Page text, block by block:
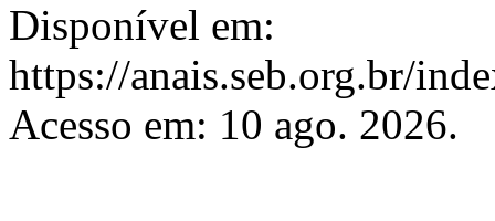
Disponível em:
https://anais.seb.org.br/
Acesso em: 10 ago. 2026.